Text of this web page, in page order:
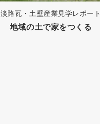
淡路瓦・土壁産業見学レポート
地域の土で家をつくる